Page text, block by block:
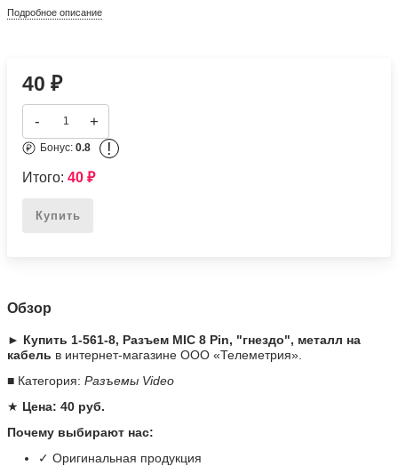
Подробное описание
40₽
- +
Бонус:0.8 !
Итого:40₽
Купить
Обзор
► Купить 1-561-8, Разъем MIC 8 Pin, "гнездо", металл на
кабель в интернет-магазине ООО «Телеметрия».
■ Категория:Разъемы Video
★ Цена: 40 руб.
Почему выбирают нас:
✓ Оригинальная продукция